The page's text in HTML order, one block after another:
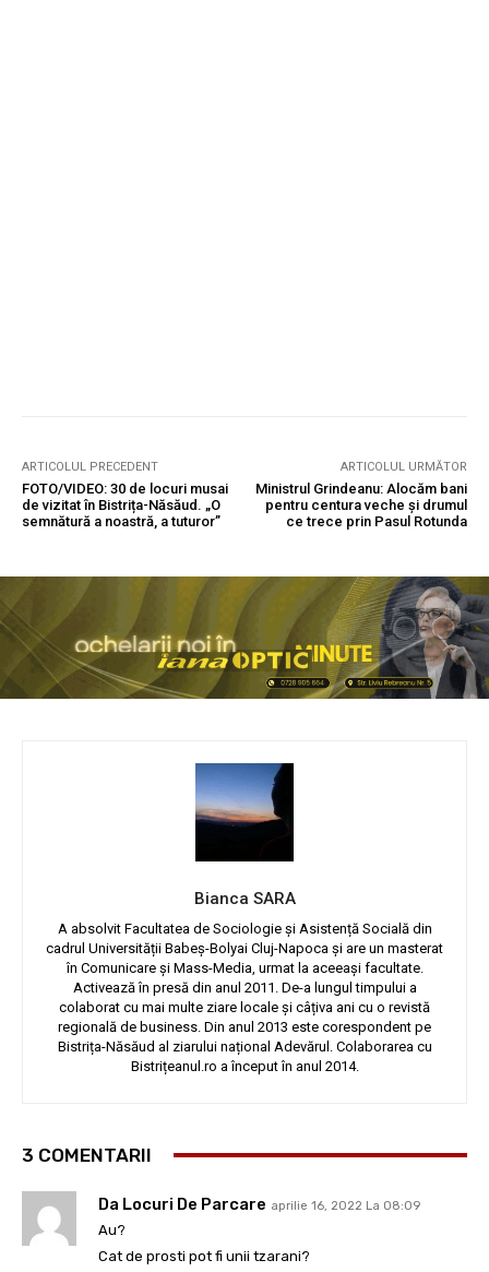
ARTICOLUL PRECEDENT
FOTO/VIDEO: 30 de locuri musai
de vizitat în Bistrița-Năsăud. „O
semnătură a noastră, a tuturor”
ARTICOLUL URMĂTOR
Ministrul Grindeanu: Alocăm bani
pentru centura veche și drumul
ce trece prin Pasul Rotunda
Bianca SARA
A absolvit Facultatea de Sociologie și Asistență Socială din
cadrul Universității Babeș-Bolyai Cluj-Napoca și are un masterat
în Comunicare și Mass-Media, urmat la aceeași facultate.
Activează în presă din anul 2011. De-a lungul timpului a
colaborat cu mai multe ziare locale și câțiva ani cu o revistă
regională de business. Din anul 2013 este corespondent pe
Bistrița-Năsăud al ziarului național Adevărul. Colaborarea cu
Bistrițeanul.ro a început în anul 2014.
3 COMENTARII
Da Locuri De Parcare aprilie 16, 2022 La 08:09
Au?
Cat de prosti pot fi unii tzarani?